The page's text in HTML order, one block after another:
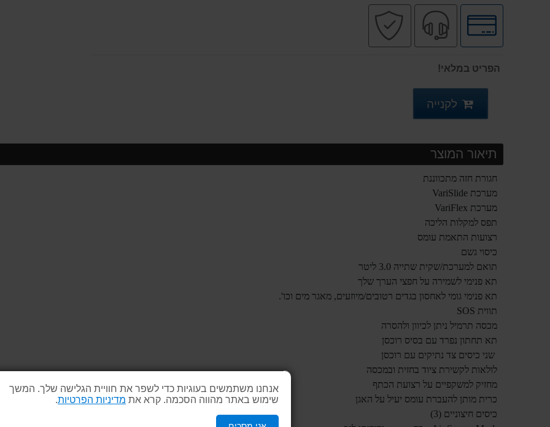
אנחנו משתמשים בעוגיות כדי לשפר את חוויית הגלישה שלך. המשך
שימוש באתר מהווה הסכמה. קרא את מדיניות הפרטיות
לחץ
לאפשרויות
תשלומים
שירות
מקצועי
הפריט במלאי!
לקנייה
תיאור המוצר
חגורת חזה מתכווננת
מערכת VariSlide
מערכת VariFlex
תפס למקלות הליכה
רצועות התאמת עומס
כיסוי גשם
תואם למערכת/שקית שתייה 3.0 ליטר
תא פנימי לשמירה על חפצי הערך שלך
תא פנימי גומי לאחסון בגדים רטובים/מיוזעים, מאגר מים וכו'.
תווית SOS
מכסה תרמיל ניתן לכיוון ולהסרה
תא תחתון נפרד עם בסיס רוכסן
שני כיסים צד נתיקים עם רוכסן
לולאות לקשירת ציוד בחזית ובמכסה
מחזיק למשקפיים על רצועת הכתף
כרית מותן להעברת עומס יעיל על האגן
כיסים חיצוניים (3)